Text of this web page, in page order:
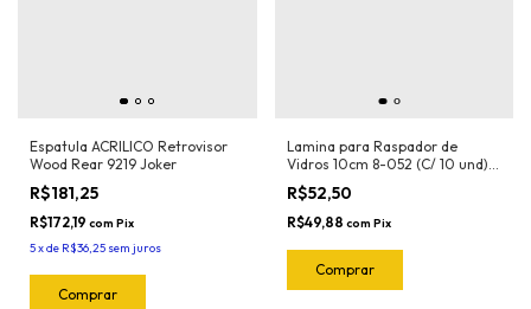
Espatula ACRILICO Retrovisor
Wood Rear 9219 Joker
R$181,25
R$172,19 com Pix
5xde R$36,25 sem juros
Lamina para Raspador de
Vidros 10cm 8-052 (C/ 10 und)
Exfak (Para o Raspador 15-056
Exfak)
R$52,50
R$49,88 com Pix